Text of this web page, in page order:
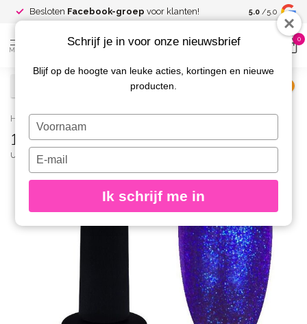
Besloten Facebook-groep voor klanten! Spaar voor
kortingen
5.0 /5.0
MENU
0
Home / 139 Gelpolish 8 gr.
139 Gelpolish 8 gr.
URBAN NAILS
Schrijf je in voor onze nieuwsbrief
Blijf op de hoogte van leuke acties, kortingen en nieuwe
producten.
Typ
je
naam
Typ
je
e-
in
Ik schrijf me in